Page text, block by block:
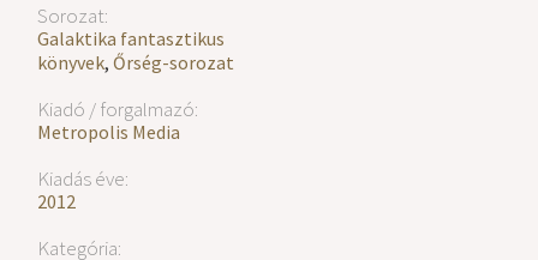
Sorozat:
Galaktika fantasztikus
könyvek,Őrség-sorozat
Kiadó / forgalmazó:
Metropolis Media
Kiadás éve:
2012
Kategória: